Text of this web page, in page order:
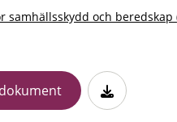
samhällsskydd och beredskap